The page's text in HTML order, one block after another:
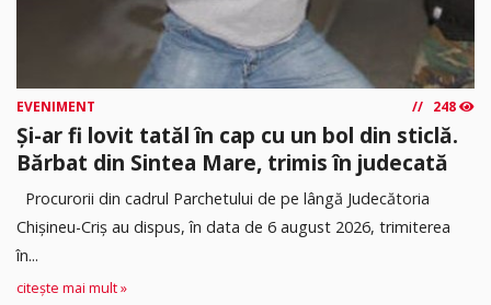
EVENIMENT 248
Și-ar fi lovit tatăl în cap cu un bol din sticlă.
Bărbat din Sintea Mare, trimis în judecată
Procurorii din cadrul Parchetului de pe lângă Judecătoria
Chișineu-Criș au dispus, în data de 6 august 2026, trimiterea
în...
citește mai mult »